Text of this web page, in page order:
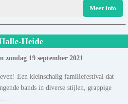
Meer info
Heide
19 september 2021
Een kleinschalig familiefestival dat
bands in diverse stijlen, grappige